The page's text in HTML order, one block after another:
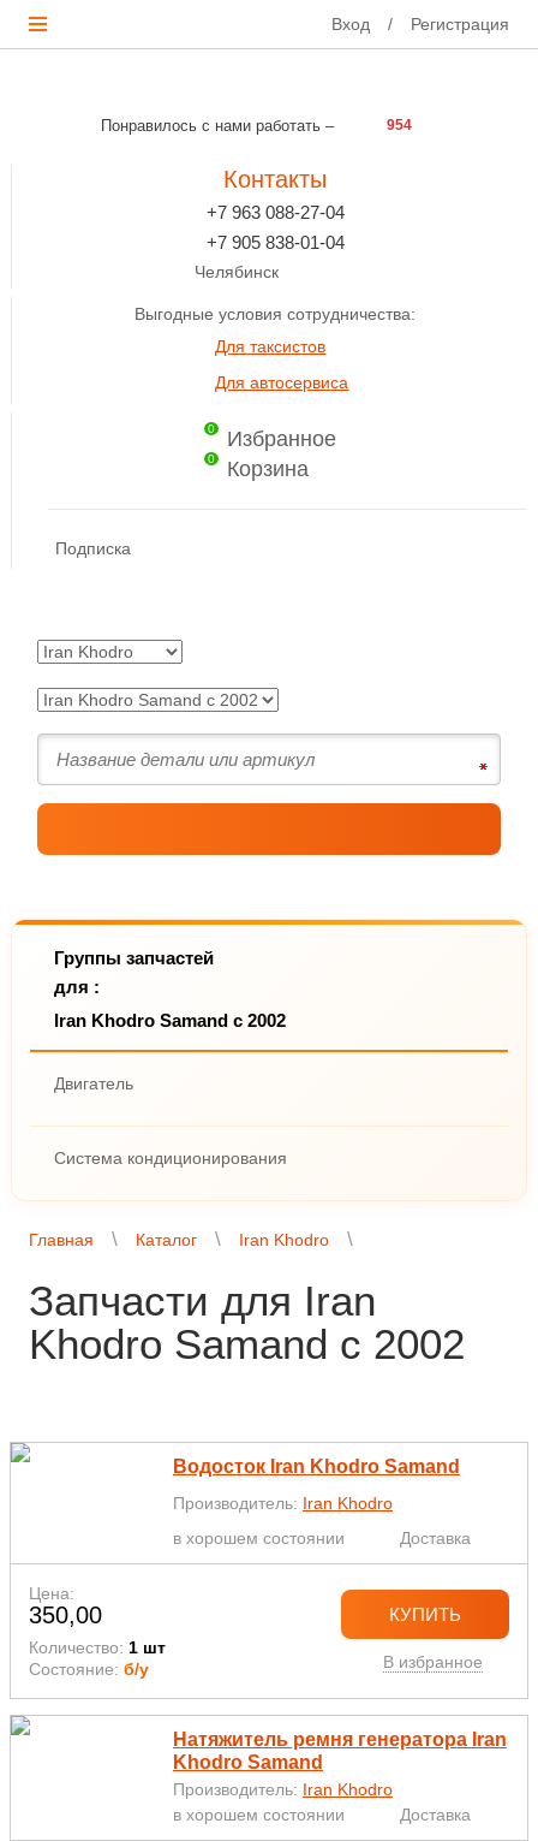
Вход / Регистрация
Понравилось с нами работать – 954
Контакты
+7 963 088-27-04
+7 905 838-01-04
Челябинск
Выгодные условия сотрудничества:
Для таксистов
Для автосервиса
0 Избранное
0 Корзина
Подписка
Группы запчастей
для :
Iran Khodro Samand с 2002
Двигатель
Система кондиционирования
Главная Каталог Iran Khodro
Запчасти для Iran
Khodro Samand с 2002
Водосток Iran Khodro Samand
Производитель: Iran Khodro
в хорошем состоянии
Доставка
Цена:
350,00
Количество: 1 шт
Состояние: б/у
КУПИТЬ
В избранное
Натяжитель ремня генератора Iran
Khodro Samand
Производитель: Iran Khodro
в хорошем состоянии
Доставка